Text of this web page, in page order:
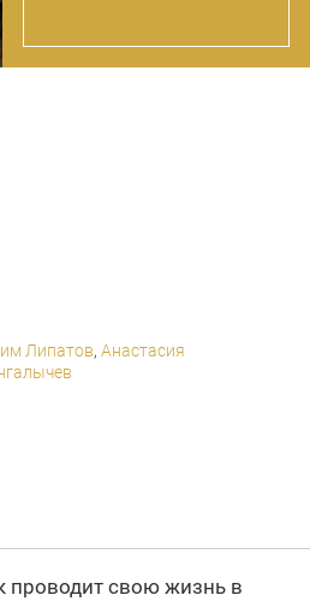
Липатов, Анастасия
проводит свою жизнь в